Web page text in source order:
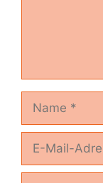
Mail-
Adresse